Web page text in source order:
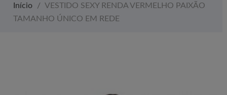
Início
VESTIDO SEXY RENDA VERMELHO PAIXÃO
TAMANHO ÚNICO EM REDE